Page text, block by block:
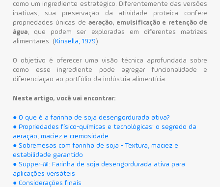
Contato
como um ingrediente estratégico. Diferentemente das versões
inativas, sua preservação da atividade proteica confere
propriedades únicas de aeração, emulsificação e retenção de
água, que podem ser exploradas em diferentes matrizes
alimentares. ( Kinsella, 1979).
O objetivo é oferecer uma visão técnica aprofundada sobre
como esse ingrediente pode agregar funcionalidade e
diferenciação ao portfólio da indústria alimentícia.
Neste artigo, você vai encontrar:
● O que é a farinha de soja desengordurada ativa?
● Propriedades físico-químicas e tecnológicas: o segredo da
aeração, maciez e cremosidade
● Sobremesas com farinha de soja - Textura, maciez e
estabilidade garantido
● Supper-M: Farinha de soja desengordurada ativa para
aplicações versáteis
● Considerações finais